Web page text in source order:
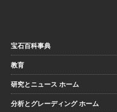
宝石百科事典
教育
研究とニュース ホーム
分析とグレーディング ホーム